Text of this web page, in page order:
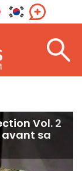
Vol. 2
sa